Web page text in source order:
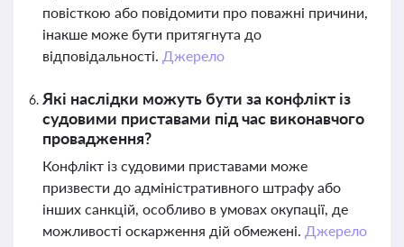
повісткою або повідомити про поважні причини,
інакше може бути притягнута до
відповідальності. Джерело
Які наслідки можуть бути за конфлікт із
судовими приставами під час виконавчого
провадження?
Конфлікт із судовими приставами може
призвести до адміністративного штрафу або
інших санкцій, особливо в умовах окупації, де
можливості оскарження дій обмежені. Джерело